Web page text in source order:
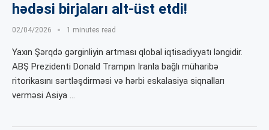
hədəsi birjaları alt-üst etdi!
02/04/2026 1 minutes read
Yaxın Şərqdə gərginliyin artması qlobal iqtisadiyyatı ləngidir.
ABŞ Prezidenti Donald Trampın İranla bağlı müharibə
ritorikasını sərtləşdirməsi və hərbi eskalasiya siqnalları
verməsi Asiya …